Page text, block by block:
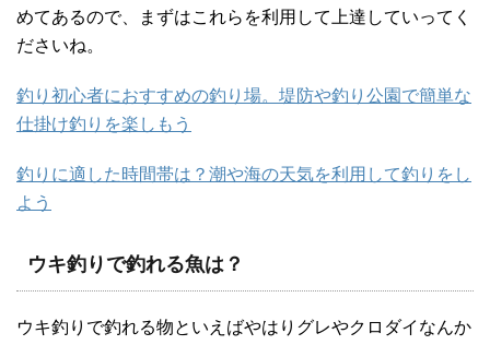
めてあるので、まずはこれらを利用して上達していってく
ださいね。
釣り初心者におすすめの釣り場。堤防や釣り公園で簡単な
仕掛け釣りを楽しもう
釣りに適した時間帯は？潮や海の天気を利用して釣りをし
よう
ウキ釣りで釣れる魚は？
ウキ釣りで釣れる物といえばやはりグレやクロダイなんか